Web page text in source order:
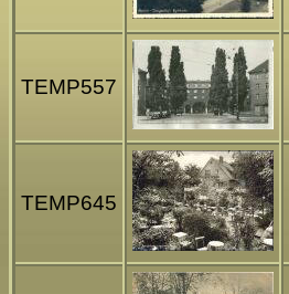
TEMP557
TEMP645